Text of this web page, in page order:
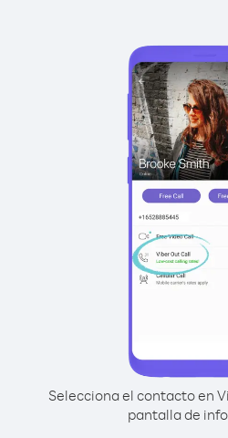
Selecciona el contacto en
pantalla de